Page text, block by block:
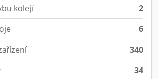
kolejí
2
6
340
34